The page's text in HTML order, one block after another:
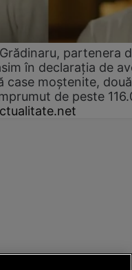
partenera
în declarația de
case moștenite, două
de peste